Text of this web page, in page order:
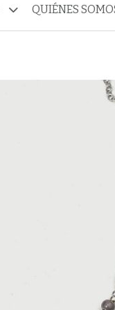
QUIÉNES